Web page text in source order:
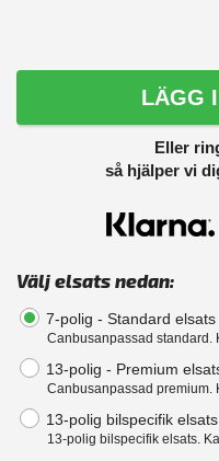
LÄGG
Eller
så hjälper vi
Välj elsats nedan:
7-polig - Standard elsats
Canbusanpassad standard.
13-polig - Premium
Canbusanpassad premium.
13-polig bilspecifik elsats
13-polig bilspecifik elsats.